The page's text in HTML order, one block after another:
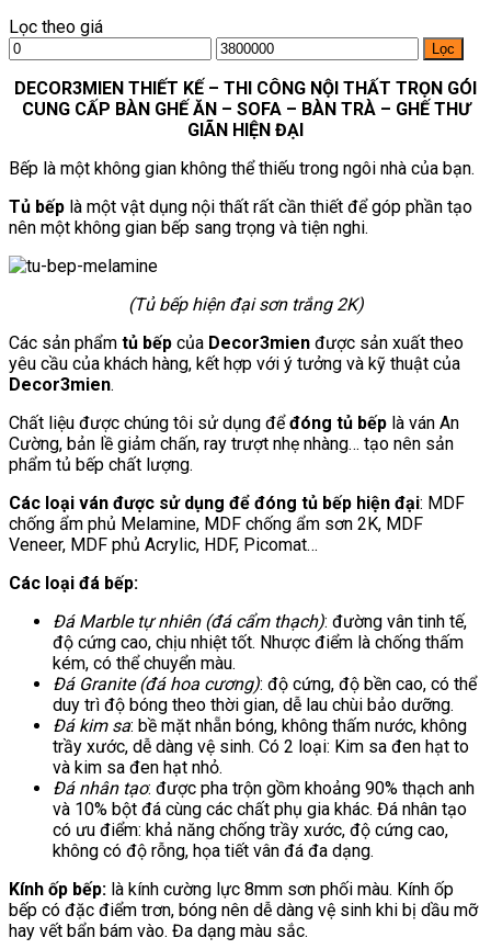
Lọc theo giá
Giá
tối
thiểu
Giá
tối
đa
Lọc
DECOR3MIEN THIẾT KẾ – THI CÔNG NỘI THẤT TRỌN GÓI
CUNG CẤP BÀN GHẾ ĂN – SOFA – BÀN TRÀ – GHẾ THƯ
GIÃN HIỆN ĐẠI
Bếp là một không gian không thể thiếu trong ngôi nhà của bạn.
Tủ bếp là một vật dụng nội thất rất cần thiết để góp phần tạo
nên một không gian bếp sang trọng và tiện nghi.
(Tủ bếp hiện đại sơn trắng 2K)
Các sản phẩm tủ bếp của Decor3mien được sản xuất theo
yêu cầu của khách hàng, kết hợp với ý tưởng và kỹ thuật của
Decor3mien.
Chất liệu được chúng tôi sử dụng đểđóng tủ bếp là ván An
Cường, bản lề giảm chấn, ray trượt nhẹ nhàng… tạo nên sản
phẩm tủ bếp chất lượng.
Các loại ván được sử dụng để đóng tủ bếp hiện đại: MDF
chống ẩm phủ Melamine, MDF chống ẩm sơn 2K, MDF
Veneer, MDF phủ Acrylic, HDF, Picomat…
Các loại đá bếp:
Đá Marble tự nhiên (đá cẩm thạch): đường vân tinh tế,
độ cứng cao, chịu nhiệt tốt. Nhược điểm là chống thấm
kém, có thể chuyển màu.
Đá Granite (đá hoa cương): độ cứng, độ bền cao, có thể
duy trì độ bóng theo thời gian, dễ lau chùi bảo dưỡng.
Đá kim sa: bề mặt nhẵn bóng, không thấm nước, không
trầy xước, dễ dàng vệ sinh. Có 2 loại: Kim sa đen hạt to
và kim sa đen hạt nhỏ.
Đá nhân tạo: được pha trộn gồm khoảng 90% thạch anh
và 10% bột đá cùng các chất phụ gia khác. Đá nhân tạo
có ưu điểm: khả năng chống trầy xước, độ cứng cao,
không có độ rỗng, họa tiết vân đá đa dạng.
Kính ốp bếp: là kính cường lực 8mm sơn phối màu. Kính ốp
bếp có đặc điểm trơn, bóng nên dễ dàng vệ sinh khi bị dầu mỡ
hay vết bẩn bám vào. Đa dạng màu sắc.